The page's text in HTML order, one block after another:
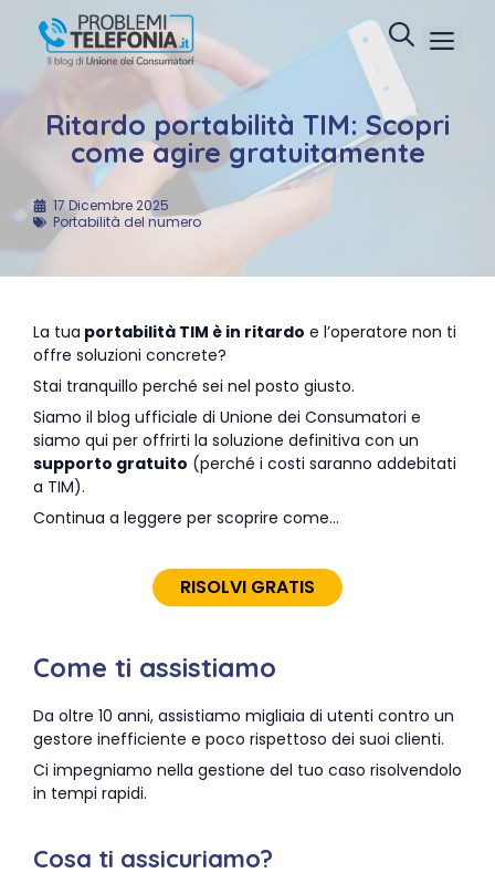
contenuto
Ritardo portabilità TIM: Scopri
come agire gratuitamente
17 Dicembre 2025
Portabilità del numero
La tua portabilità TIM è in ritardo e l’operatore non ti
offre soluzioni concrete?
Stai tranquillo perché sei nel posto giusto.
Siamo il blog ufficiale di Unione dei Consumatori e
siamo qui per offrirti la soluzione definitiva con un
supporto gratuito (perché i costi saranno addebitati
a TIM).
Continua a leggere per scoprire come…
RISOLVI GRATIS
Come ti assistiamo
Da oltre 10 anni, assistiamo migliaia di utenti contro un
gestore inefficiente e poco rispettoso dei suoi clienti.
Ci impegniamo nella gestione del tuo caso risolvendolo
in tempi rapidi.
Cosa ti assicuriamo?